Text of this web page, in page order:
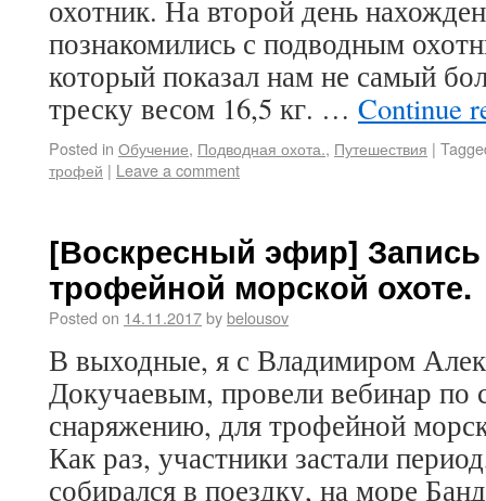
охотник. На второй день
познакомились с подводным
который показал нам не самый
треску весом 16,5 кг. … Continue
Posted in Обучение, Подводная охота., Путешествия |
трофей | Leave a comment
[Воскресный эфир]
трофейной морской охоте.
Posted on 14.11.2017bybelousov
В выходные, я с Владимиром
Докучаевым, провели вебинар по
снаряжению, для трофейной
Как раз, участники застали
собирался в поездку, на море